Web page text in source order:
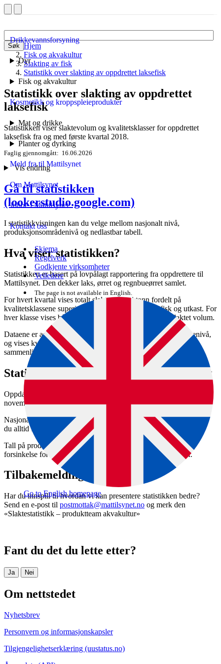
Søk
Drikkevannsforsyning
Dyr
Fisk og akvakultur
Kosmetikk og kroppspleieprodukter
Mat og drikke
Planter og dyrking
Meld fra til Mattilsynet
Om Mattilsynet
Jobbe i Mattilsynet
Kontakt oss
Skjema
Regelverk
Godkjente virksomheter
Veiledere
The page is not available in English.
Go to English homepage
Hjem
Fisk og akvakultur
Slakting av fisk
Statistikk over slakting av oppdrettet laksefisk
Statistikk over slakting av oppdrettet
laksefisk
Statistikken viser slaktevolum og kvalitetsklasser for oppdrettet
laksefisk fra og med første kvartal 2018.
Faglig gjennomgått 16.06.2026
Vis endring
Gå til statistikken
(lookerstudio.google.com)
I statistikkvisningen kan du velge mellom nasjonalt nivå,
produksjonsområdenivå og nedlastbar tabell.
Hva viser statistikken?
Statistikken er basert på lovpålagt rapportering fra oppdrettere til
Mattilsynet. Den dekker laks, ørret og regnbueørret samlet.
For hvert kvartal vises totalt slaktevolum i tonn fordelt på
kvalitetsklassene superior og ordinær, produksjonsfisk og utkast. For
hver klasse vises både volum i tonn og andel av totalt slaktet volum.
Dataene er aggregert på nasjonalt nivå og produksjonsområdenivå,
og vises kvartalsvis og per år. Nasjonale tall inkluderer også en
sammenligning med samme periode i tidligere år.
Statistikken oppdateres fire ganger i året
Oppdateringene skjer etter 7. februar, 7. mai, 7. august og 7.
november.
Nasjonale tall publiseres med om lag fem ukers forsinkelse, slik at
du alltid får tall for det siste avsluttede kvartalet.
Tall på produksjonsområdenivå publiseres med fire måneders
forsinkelse for å beskytte konkurransesensitive opplysninger.
Tilbakemelding
Har du innspill til hvordan vi kan presentere statistikken bedre?
Send en e-post til postmottak@mattilsynet.no og merk den
«Slaktestatistikk – produktteam akvakultur»
Fant du det du lette etter?
Ja Nei
Om nettstedet
Nyhetsbrev
Personvern og informasjonskapsler
Tilgjengelighetserklæring (uustatus.no)